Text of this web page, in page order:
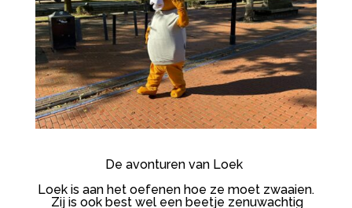
De avonturen van Loek
Loek is aan het oefenen hoe ze moet zwaaien.
Zij is ook best wel een beetje zenuwachtig